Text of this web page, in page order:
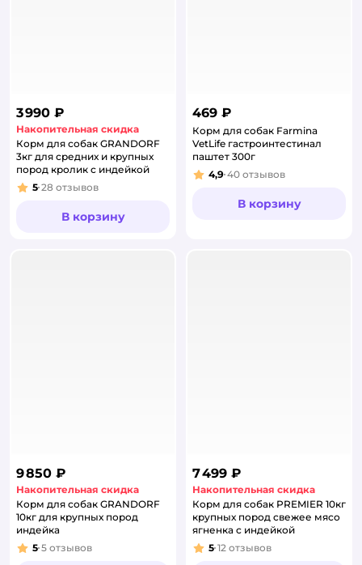
3 990 ₽
Накопительная скидка
Корм для собак GRANDORF
3кг для средних и крупных
пород кролик с индейкой
Рейтинг:
5 28 отзывов
В корзину
469 ₽
Корм для собак Farmina
VetLife гастроинтестинал
паштет 300г
Рейтинг:
4,9 40 отзывов
В корзину
9 850 ₽
Накопительная скидка
Корм для собак GRANDORF
10кг для крупных пород
индейка
Рейтинг:
5 5 отзывов
7 499 ₽
Накопительная скидка
Корм для собак PREMIER 10кг
крупных пород свежее мясо
ягненка с индейкой
Рейтинг:
5 12 отзывов